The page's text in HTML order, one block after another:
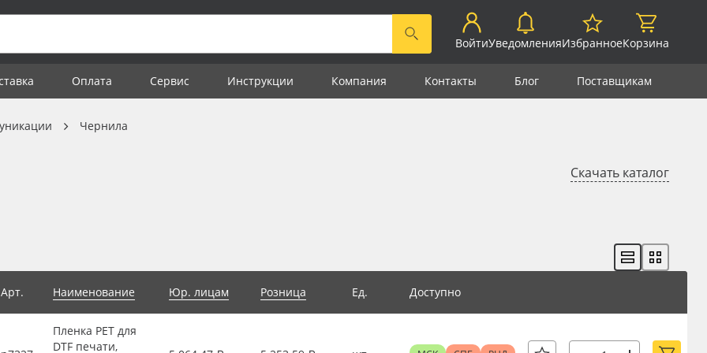
ВойтиУведомленияИзбранноеКорзина
Оплата Сервис Инструкции Компания Контакты Блог Поставщикам
Чернила
Скачать каталог
Арт. Наименование Юр. лицам Розница Ед. Доступно
Пленка PET для
DTF печати,